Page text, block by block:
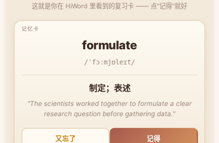
这就是你在 HiWord 里看到的复习卡 —— 点"记得"就好
formulate
/ˈfɔːmjʊleɪt/
制定；表述
"The scientists worked together to formulate a clear
research question before gathering data."
又忘了 记得